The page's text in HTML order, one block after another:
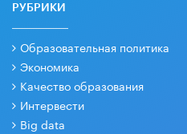
РУБРИКИ
Образовательная политика
Экономика
Качество образования
Интервести
Big data